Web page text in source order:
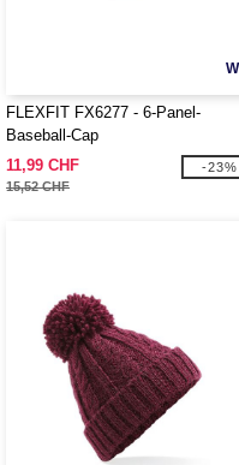
FLEXFIT FX6277 - 6-Panel-
Baseball-Cap
11,99 CHF
15,52 CHF
-23%